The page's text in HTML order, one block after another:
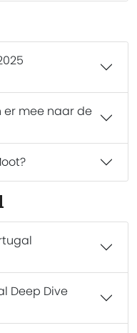
er mee naar de
Deep Dive